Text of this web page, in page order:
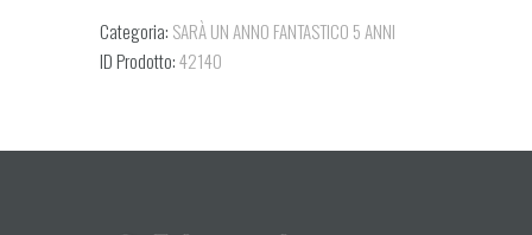
Categoria: SARÀ UN ANNO FANTASTICO 5 ANNI
ID Prodotto:42140